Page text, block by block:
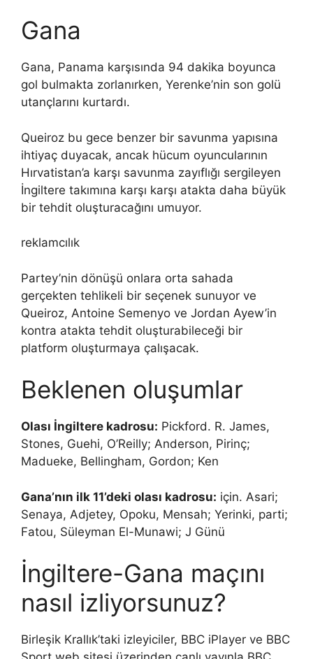
Gana
Gana, Panama karşısında 94 dakika boyunca
gol bulmakta zorlanırken, Yerenke’nin son golü
utançlarını kurtardı.
Queiroz bu gece benzer bir savunma yapısına
ihtiyaç duyacak, ancak hücum oyuncularının
Hırvatistan’a karşı savunma zayıflığı sergileyen
İngiltere takımına karşı karşı atakta daha büyük
bir tehdit oluşturacağını umuyor.
reklamcılık
Partey’nin dönüşü onlara orta sahada
gerçekten tehlikeli bir seçenek sunuyor ve
Queiroz, Antoine Semenyo ve Jordan Ayew’in
kontra atakta tehdit oluşturabileceği bir
platform oluşturmaya çalışacak.
Beklenen oluşumlar
Olası İngiltere kadrosu: Pickford. R. James,
Stones, Guehi, O’Reilly; Anderson, Pirinç;
Madueke, Bellingham, Gordon; Ken
Gana’nın ilk 11’deki olası kadrosu: için. Asari;
Senaya, Adjetey, Opoku, Mensah; Yerinki, parti;
Fatou, Süleyman El-Munawi; J Günü
İngiltere-Gana maçını
nasıl izliyorsunuz?
Birleşik Krallık’taki izleyiciler, BBC iPlayer ve BBC